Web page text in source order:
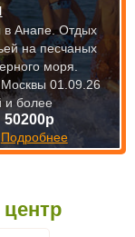
50200р
Подробнее
в Анапе. Отдых
на песчаных
моря.
01.09.26
и более